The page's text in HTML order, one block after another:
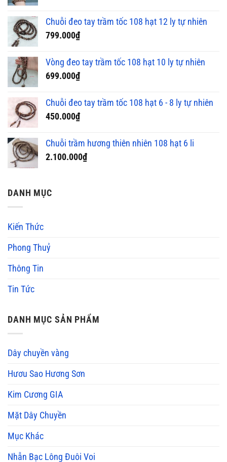
Chuỗi đeo tay trầm tốc 108 hạt 12 ly tự nhiên
799.000₫
Vòng đeo tay trầm tốc 108 hạt 10 ly tự nhiên
699.000₫
Chuỗi đeo tay trầm tốc 108 hạt 6 - 8 ly tự nhiên
450.000₫
Chuỗi trầm hương thiên nhiên 108 hạt 6 li
2.100.000₫
DANH MỤC
Kiến Thức
Phong Thuỷ
Thông Tin
Tin Tức
DANH MỤC SẢN PHẨM
Dây chuyền vàng
Hươu Sao Hương Sơn
Kim Cương GIA
Mặt Dây Chuyền
Mục Khác
Nhẫn Bạc Lông Đuôi Voi